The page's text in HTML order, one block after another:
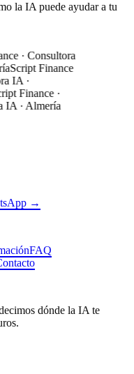
la IA puede ayudar a tu
· Consultora
Script Finance
IA ·
Finance ·
· Almería
→
FAQ
dónde la IA te